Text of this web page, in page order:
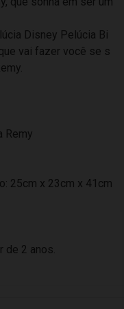
Disney Pelúcia Bi
vai fazer você se s
Remy
25cm x 23cm x 41cm
de 2 anos.